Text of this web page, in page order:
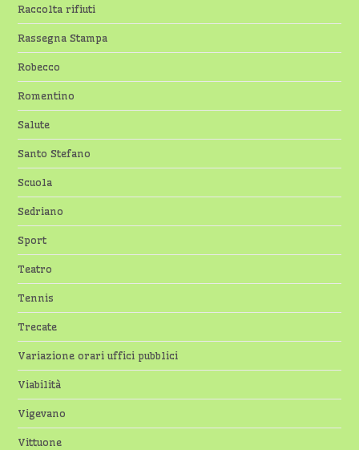
Raccolta rifiuti
Rassegna Stampa
Robecco
Romentino
Salute
Santo Stefano
Scuola
Sedriano
Sport
Teatro
Tennis
Trecate
Variazione orari uffici pubblici
Viabilità
Vigevano
Vittuone